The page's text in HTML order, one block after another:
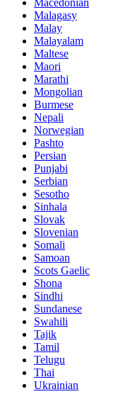
Macedonian
Malagasy
Malay
Malayalam
Maltese
Maori
Marathi
Mongolian
Burmese
Nepali
Norwegian
Pashto
Persian
Punjabi
Serbian
Sesotho
Sinhala
Slovak
Slovenian
Somali
Samoan
Scots Gaelic
Shona
Sindhi
Sundanese
Swahili
Tajik
Tamil
Telugu
Thai
Ukrainian